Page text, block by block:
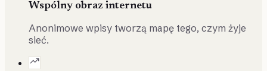
Wspólny obraz internetu
Anonimowe wpisy tworzą mapę tego, czym żyje
sieć.